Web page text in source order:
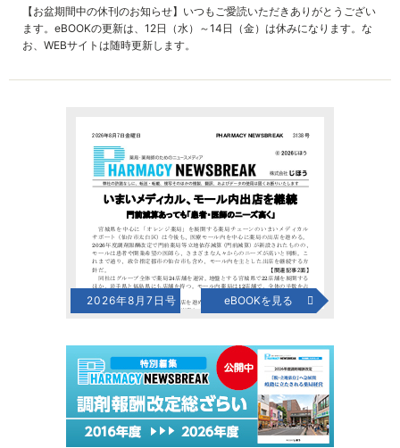
【お盆期間中の休刊のお知らせ】いつもご愛読いただきありがとうござい
ます。eBOOKの更新は、12日（水）～14日（金）は休みになります。な
お、WEBサイトは随時更新します。
2026年8月7日号 eBOOKを見る